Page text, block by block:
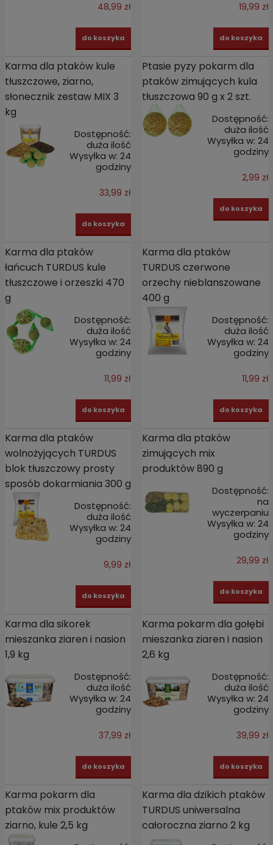
48,99 zł
do koszyka
19,99 zł
do koszyka
Karma dla ptaków kule
tłuszczowe, ziarno,
słonecznik zestaw MIX 3
kg
Dostępność:
duża ilość
Wysyłka w: 24
godziny
33,99 zł
do koszyka
Ptasie pyzy pokarm dla
ptaków zimujących kula
tłuszczowa 90 g x 2 szt.
Dostępność:
duża ilość
Wysyłka w: 24
godziny
2,99 zł
do koszyka
Karma dla ptaków
łańcuch TURDUS kule
tłuszczowe i orzeszki 470
g
Dostępność:
duża ilość
Wysyłka w: 24
godziny
11,99 zł
do koszyka
Karma dla ptaków
TURDUS czerwone
orzechy nieblanszowane
400 g
Dostępność:
duża ilość
Wysyłka w: 24
godziny
11,99 zł
do koszyka
Karma dla ptaków
wolnożyjących TURDUS
blok tłuszczowy prosty
sposób dokarmiania 300 g
Dostępność:
duża ilość
Wysyłka w: 24
godziny
9,99 zł
do koszyka
Karma dla ptaków
zimujących mix
produktów 890 g
Dostępność:
na
wyczerpaniu
Wysyłka w: 24
godziny
29,99 zł
do koszyka
Karma dla sikorek
mieszanka ziaren i nasion
1,9 kg
Dostępność:
duża ilość
Wysyłka w: 24
godziny
37,99 zł
do koszyka
Karma pokarm dla gołębi
mieszanka ziaren i nasion
2,6 kg
Dostępność:
duża ilość
Wysyłka w: 24
godziny
39,99 zł
do koszyka
Karma pokarm dla
ptaków mix produktów
ziarno, kule 2,5 kg
Karma dla dzikich ptaków
TURDUS uniwersalna
całoroczna ziarno 2 kg